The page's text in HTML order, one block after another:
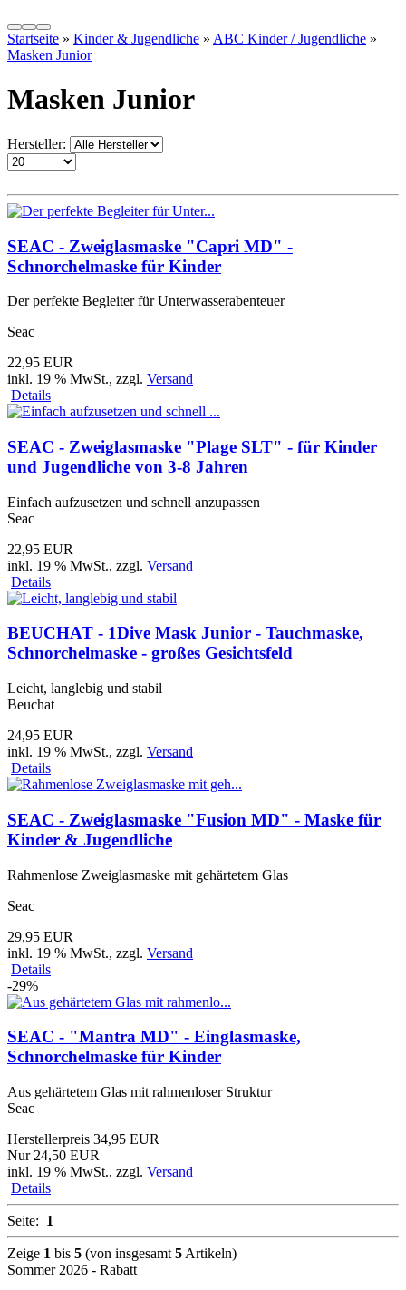
Startseite » Kinder & Jugendliche » ABC Kinder / Jugendliche »
Masken Junior
Masken Junior
Hersteller:
SEAC - Zweiglasmaske "Capri MD" -
Schnorchelmaske für Kinder
Der perfekte Begleiter für Unterwasserabenteuer
Seac
22,95 EUR
inkl. 19 % MwSt., zzgl. Versand
Details
SEAC - Zweiglasmaske "Plage SLT" - für Kinder
und Jugendliche von 3-8 Jahren
Einfach aufzusetzen und schnell anzupassen
Seac
22,95 EUR
inkl. 19 % MwSt., zzgl. Versand
Details
BEUCHAT - 1Dive Mask Junior - Tauchmaske,
Schnorchelmaske - großes Gesichtsfeld
Leicht, langlebig und stabil
Beuchat
24,95 EUR
inkl. 19 % MwSt., zzgl. Versand
Details
SEAC - Zweiglasmaske "Fusion MD" - Maske für
Kinder & Jugendliche
Rahmenlose Zweiglasmaske mit gehärtetem Glas
Seac
29,95 EUR
inkl. 19 % MwSt., zzgl. Versand
Details
-29%
SEAC - "Mantra MD" - Einglasmaske,
Schnorchelmaske für Kinder
Aus gehärtetem Glas mit rahmenloser Struktur
Seac
Herstellerpreis 34,95 EUR
Nur 24,50 EUR
inkl. 19 % MwSt., zzgl. Versand
Details
Seite: 1
Zeige 1 bis 5 (von insgesamt 5 Artikeln)
Sommer 2026 - Rabatt